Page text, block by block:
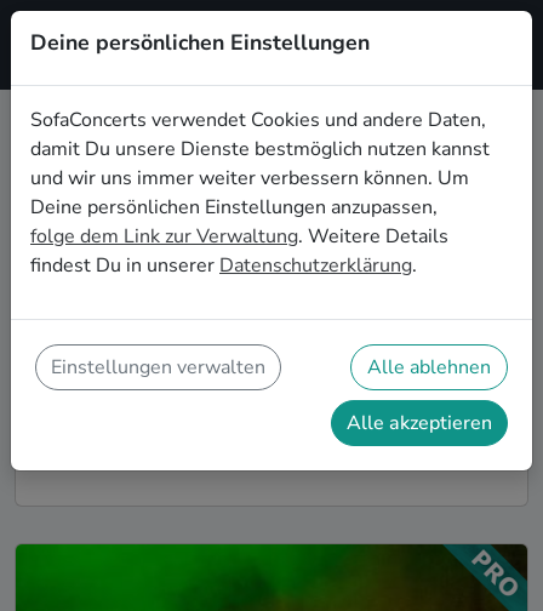
Registrieren
Welt- Live-Musik für die
Geburtstagsfeier in Lübeck
Du möchtest Deine diesjährige Geburtstagsfeier in
Lübeck zu einem unvergesslichen Erlebnis machen?
findest Du Welt- Musiker*innen und Bands für Deine
Geburtstagsfeier in Lübeck, die genau zu Deiner Feier
und Deinen Wünschen passen.
So funktioniert's!
Deine persönlichen Einstellungen
SofaConcerts verwendet Cookies und andere Daten,
damit Du unsere Dienste bestmöglich nutzen kannst
und wir uns immer weiter verbessern können. Um
Deine persönlichen Einstellungen anzupassen,
folge dem Link zur Verwaltung. Weitere Details
findest Du in unserer Datenschutzerklärung.
Einstellungen verwalten Alle ablehnen
Alle akzeptieren